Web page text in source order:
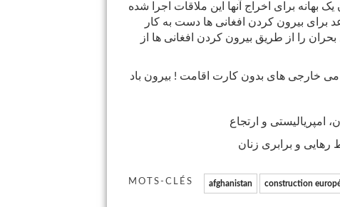
بهانه برای اخراج آنها این ملاقات اجرا شده
برای بیرون کردن افغانی ها دست به کار
را از طریق بیرون کردن افغانی ها از
خارجی های بدون کارت اقامت ! بیرون باد
MOTS-CLÉS afghanistan construction